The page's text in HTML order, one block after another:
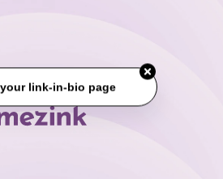
link-in-bio page